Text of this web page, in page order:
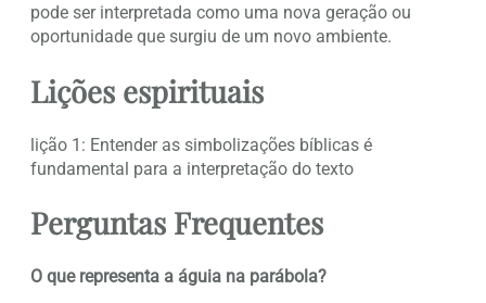
pode ser interpretada como uma nova geração ou
oportunidade que surgiu de um novo ambiente.
Lições espirituais
lição 1: Entender as simbolizações bíblicas é
fundamental para a interpretação do texto
Perguntas Frequentes
O que representa a águia na parábola?